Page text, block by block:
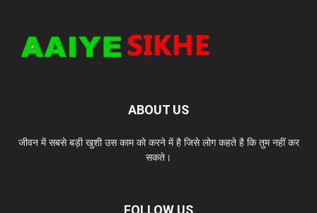
ABOUT US
जीवन में सबसे बड़ी खुशी उस काम को करने में है जिसे लोग कहते है कि तुम नहीं कर
सकते।
FOLLOW US